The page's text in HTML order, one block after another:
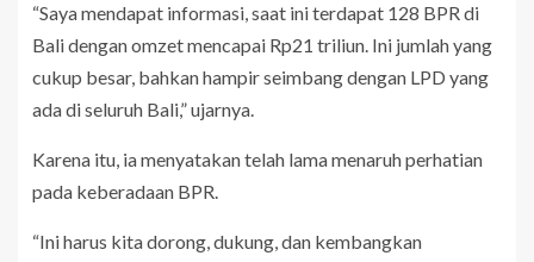
“Saya mendapat informasi, saat ini terdapat 128 BPR di
Bali dengan omzet mencapai Rp21 triliun. Ini jumlah yang
cukup besar, bahkan hampir seimbang dengan LPD yang
ada di seluruh Bali,” ujarnya.
Karena itu, ia menyatakan telah lama menaruh perhatian
pada keberadaan BPR.
“Ini harus kita dorong, dukung, dan kembangkan